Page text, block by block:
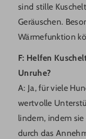
sind stille
Geräuschen.
Wärmefunktion
F: Helfen
Unruhe?
A: Ja, für viele
wertvolle
lindern, indem
durch das